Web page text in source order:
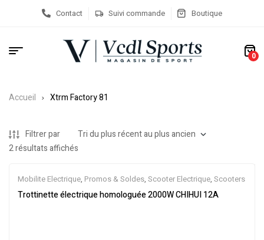
Contact Suivi commande Boutique
0
Accueil Xtrm Factory 81
Filtrer par
2 résultats affichés
Mobilite Electrique, Promos & Soldes, Scooter Electrique, Scooters
Trottinette électrique homologuée 2000W CHIHUI 12A